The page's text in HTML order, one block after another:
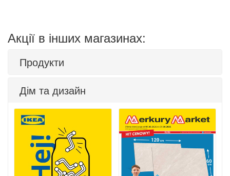
Акції в інших магазинах:
Продукти
Дім та дизайн